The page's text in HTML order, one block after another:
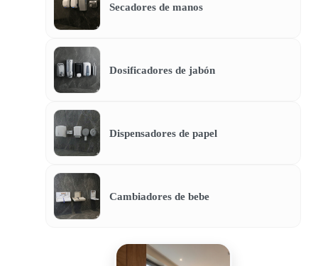
Secadores de manos
Dosificadores de jabón
Dispensadores de papel
Cambiadores de bebe